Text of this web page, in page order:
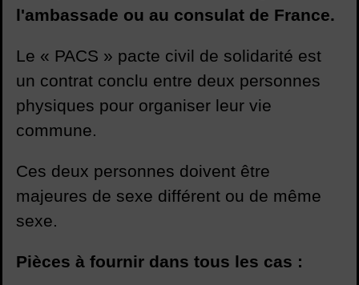
l'ambassade ou au consulat de France.
Le « PACS » pacte civil de solidarité est
un contrat conclu entre deux personnes
physiques pour organiser leur vie
commune.
Ces deux personnes doivent être
majeures de sexe différent ou de même
sexe.
Pièces à fournir dans tous les cas :